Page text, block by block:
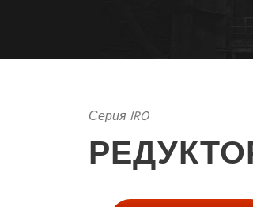
Серия IRO